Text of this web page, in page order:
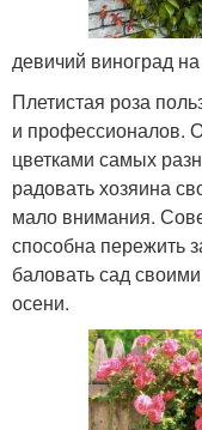
девичий виноград
Плетистая роза
и профессионалов.
цветками самых
радовать хозяина
мало внимания.
способна пережить
баловать сад
осени.